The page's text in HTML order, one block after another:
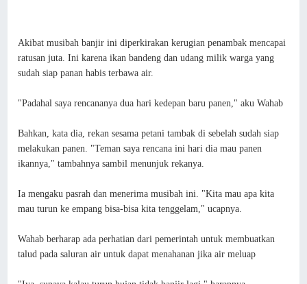
Akibat musibah banjir ini diperkirakan kerugian penambak mencapai
ratusan juta. Ini karena ikan bandeng dan udang milik warga yang
sudah siap panan habis terbawa air.
"Padahal saya rencananya dua hari kedepan baru panen," aku Wahab
Bahkan, kata dia, rekan sesama petani tambak di sebelah sudah siap
melakukan panen. "Teman saya rencana ini hari dia mau panen
ikannya," tambahnya sambil menunjuk rekanya.
Ia mengaku pasrah dan menerima musibah ini. "Kita mau apa kita
mau turun ke empang bisa-bisa kita tenggelam," ucapnya.
Wahab berharap ada perhatian dari pemerintah untuk membuatkan
talud pada saluran air untuk dapat menahanan jika air meluap